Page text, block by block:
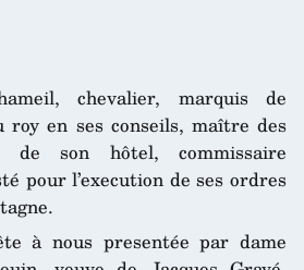
chevalier, marquis de
en ses conseils, maître des
de son hôtel, commissaire
pour l’execution de ses ordres
à nous presentée par dame